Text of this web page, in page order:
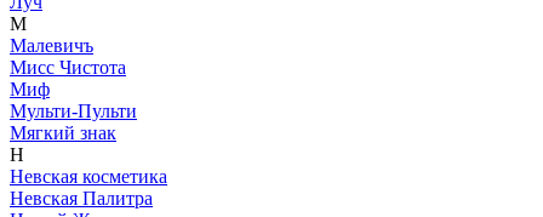
М
Малевичъ
Мисс Чистота
Миф
Мульти-Пульти
Мягкий знак
Н
Невская косметика
Невская Палитра